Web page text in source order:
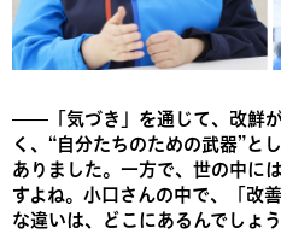
——「気づき」を通じて、改鮮
く、“自分たちのための武器”と
ありました。一方で、世の中に
すよね。小口さんの中で、「改
な違いは、どこにあるんでしょ